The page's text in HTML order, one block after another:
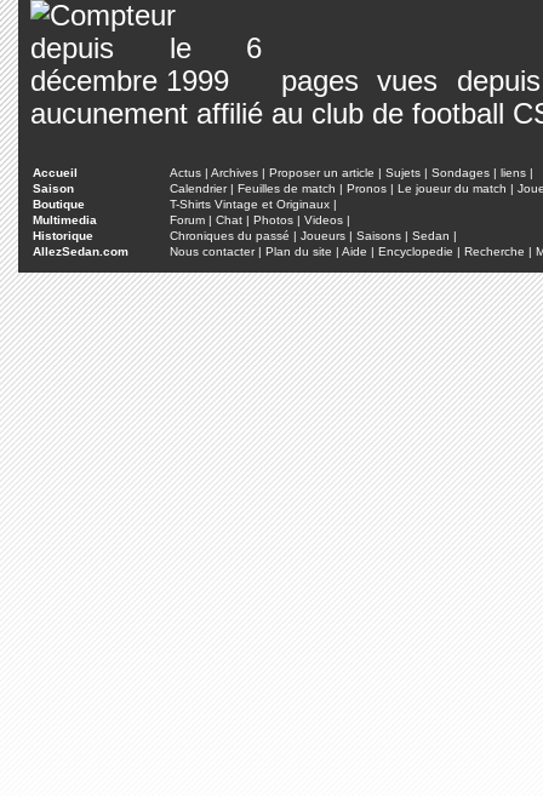
pages vues
aucunement affilié au club de football
Accueil Actus | Archives | Proposer un article | Sujets | Sondages | liens |
Saison
Calendrier| Feuilles de match | Pronos | Le joueur du match |
Boutique
T-Shirts Vintage et Originaux |
Multimedia
Forum | Chat | Photos | Videos |
Historique
Chroniques du passé | Joueurs | Saisons | Sedan |
AllezSedan.com
Nous contacter| Plan du site | Aide | Encyclopedie | Recherche |